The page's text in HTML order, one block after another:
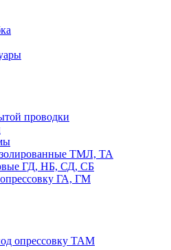
проводки
ТМЛ, ТА
ГД, НБ, СД, СБ
ГА, ГМ
опрессовку ТАМ